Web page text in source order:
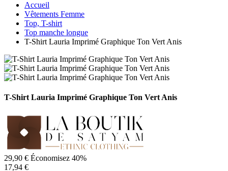
Accueil
Vêtements Femme
Top, T-shirt
Top manche longue
T-Shirt Lauria Imprimé Graphique Ton Vert Anis
T-Shirt Lauria Imprimé Graphique Ton Vert Anis
29,90 € Économisez 40%
17,94 €